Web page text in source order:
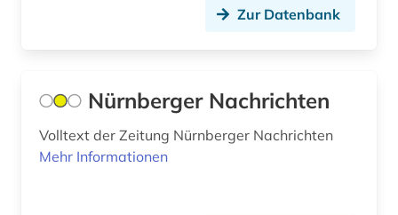
frankfurter allgemeine (1)
französisch (2)
friesland (1)
Zur Datenbank
Nürnberger Nachrichten
Volltext der Zeitung Nürnberger Nachrichten
Mehr Informationen